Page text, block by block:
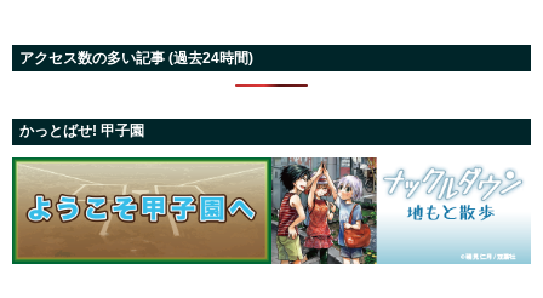
アクセス数の多い記事 (過去24時間)
かっとばせ! 甲子園